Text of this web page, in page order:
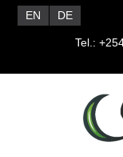
EN DE
Tel.: